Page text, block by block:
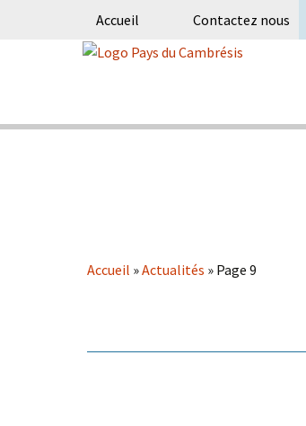
Accueil Contactez nous
Accueil »Actualités » Page 9